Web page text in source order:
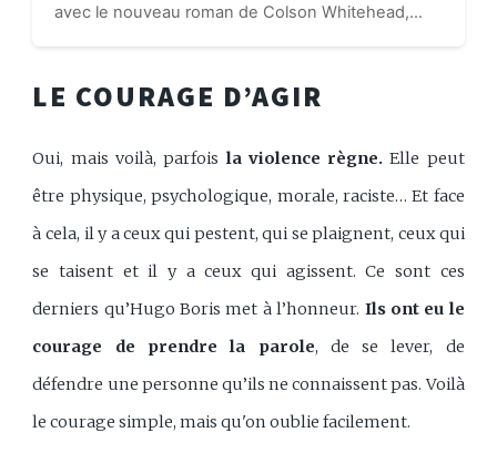
avec le nouveau roman de Colson Whitehead,
LE COURAGE D’AGIR
Oui, mais voilà, parfois la violence règne. Elle peut
être physique, psychologique, morale, raciste… Et face
à cela, il y a ceux qui pestent, qui se plaignent, ceux qui
se taisent et il y a ceux qui agissent. Ce sont ces
derniers qu’Hugo Boris met à l’honneur. Ils ont eu le
courage de prendre la parole, de se lever, de
défendre une personne qu’ils ne connaissent pas. Voilà
le courage simple, mais qu'on oublie facilement.